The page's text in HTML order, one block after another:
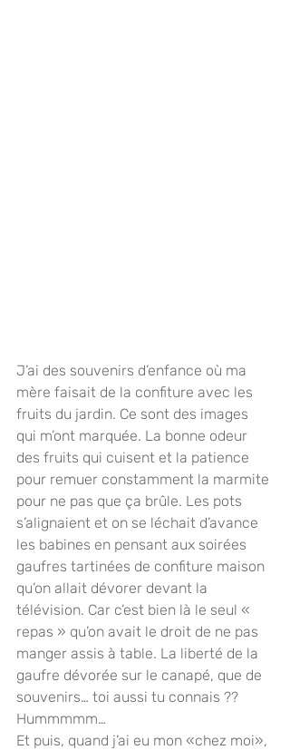
J’ai des souvenirs d’enfance où ma
mère faisait de la confiture avec les
fruits du jardin. Ce sont des images
qui m’ont marquée. La bonne odeur
des fruits qui cuisent et la patience
pour remuer constamment la marmite
pour ne pas que ça brûle. Les pots
s’alignaient et on se léchait d’avance
les babines en pensant aux soirées
gaufres tartinées de confiture maison
qu’on allait dévorer devant la
télévision. Car c’est bien là le seul «
repas » qu’on avait le droit de ne pas
manger assis à table. La liberté de la
gaufre dévorée sur le canapé, que de
souvenirs… toi aussi tu connais ??
Hummmmm…
Et puis, quand j’ai eu mon «chez moi»,